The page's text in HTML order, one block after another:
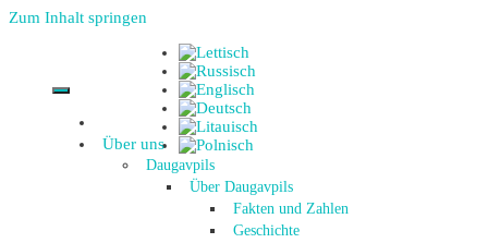
Zum Inhalt springen
Über uns
Daugavpils
Über Daugavpils
Fakten und Zahlen
Geschichte